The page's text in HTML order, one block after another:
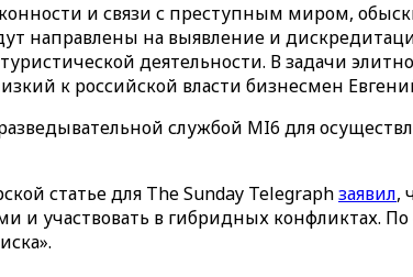
и связи с преступным миром,
направлены на выявление и
деятельности. В задачи
к российской власти бизнесмен
службой MI6 для
статье для The Sunday Telegraphзаявил,
участвовать в гибридных конфликтах.